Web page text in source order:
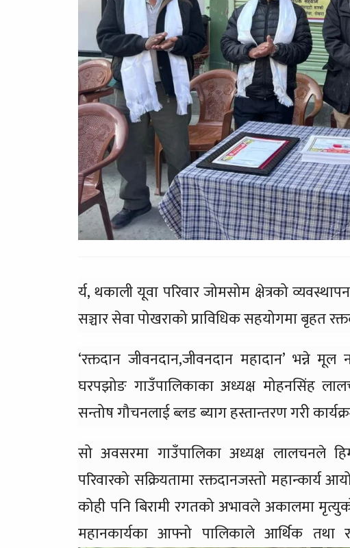
र्य, थकाली यूवा परिवार जोमसोम क्षेत्रको
सञ्चार सेवा पोखराको प्राविधिक सहयोगमा बृहत
‘रक्तदान जीवनदान,जीवनदान महादान’ भन्ने
घरपझोङ गाउँपालिकाका अध्यक्ष मोहनसिंह
सन्तोष गौचनलाई ब्लड ब्याग हस्तान्तरण गरी
सो अवसरमा गाउँपालिका अध्यक्ष लालचनले
परिवारको सक्रियतामा रक्तदानजस्तो
कोही पनि बिरामी रगतको अभावले अकालमा
महानकार्यका आफ्नो पालिकाले आर्थिक तथा